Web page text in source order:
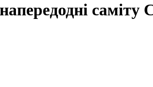
саміту